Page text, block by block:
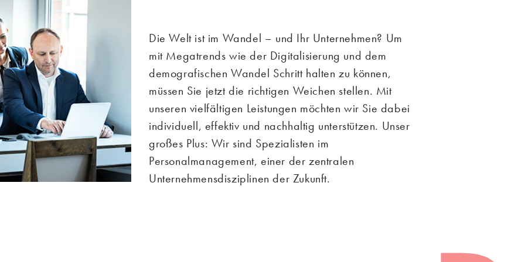
Die Welt ist im Wandel – und Ihr Unternehmen? Um
mit Megatrends wie der Digitalisierung und dem
demografischen Wandel Schritt halten zu können,
müssen Sie jetzt die richtigen Weichen stellen. Mit
unseren vielfältigen Leistungen möchten wir Sie dabei
individuell, effektiv und nachhaltig unterstützen. Unser
großes Plus: Wir sind Spezialisten im
Personalmanagement, einer der zentralen
Unternehmensdisziplinen der Zukunft.